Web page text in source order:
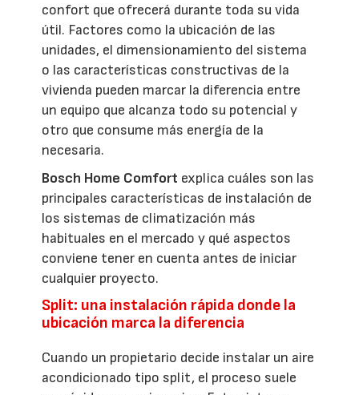
confort que ofrecerá durante toda su vida
útil. Factores como la ubicación de las
unidades, el dimensionamiento del sistema
o las características constructivas de la
vivienda pueden marcar la diferencia entre
un equipo que alcanza todo su potencial y
otro que consume más energía de la
necesaria.
Bosch Home Comfort explica cuáles son las
principales características de instalación de
los sistemas de climatización más
habituales en el mercado y qué aspectos
conviene tener en cuenta antes de iniciar
cualquier proyecto.
Split: una instalación rápida donde la
ubicación marca la diferencia
Cuando un propietario decide instalar un aire
acondicionado tipo split, el proceso suele